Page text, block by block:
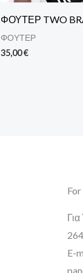
ΦΟΥΤΕΡ TWO
ΦΟΥΤΕΡ
35,00€
E-